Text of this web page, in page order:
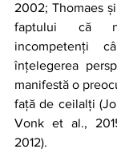
2002; Thomaes
faptului că
incompetenți
înțelegerea
manifestă o
față de ceilalți
Vonk et al.,
2012).